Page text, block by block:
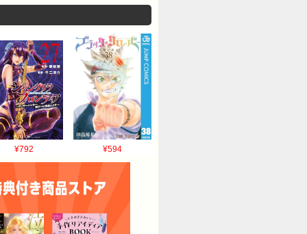
_裁判所は「正当化できな
判決を受けた男が、執行猶予
刑判決を言い渡しました。
¥792 ¥594